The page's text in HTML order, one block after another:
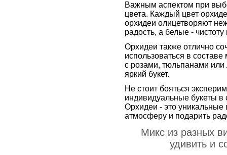
Важным аспектом при
цвета. Каждый цвет
орхидеи олицетворяют
радость, а белые -
Орхидеи также отлично
использоваться в
с розами, тюльпанами или
яркий букет.
Не стоит бояться
индивидуальные букеты в
Орхидеи - это
атмосферу и подарить
Микс из разных
удивить и